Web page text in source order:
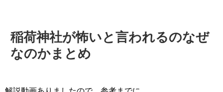
稲荷神社が怖いと言われるのなぜ
なのかまとめ